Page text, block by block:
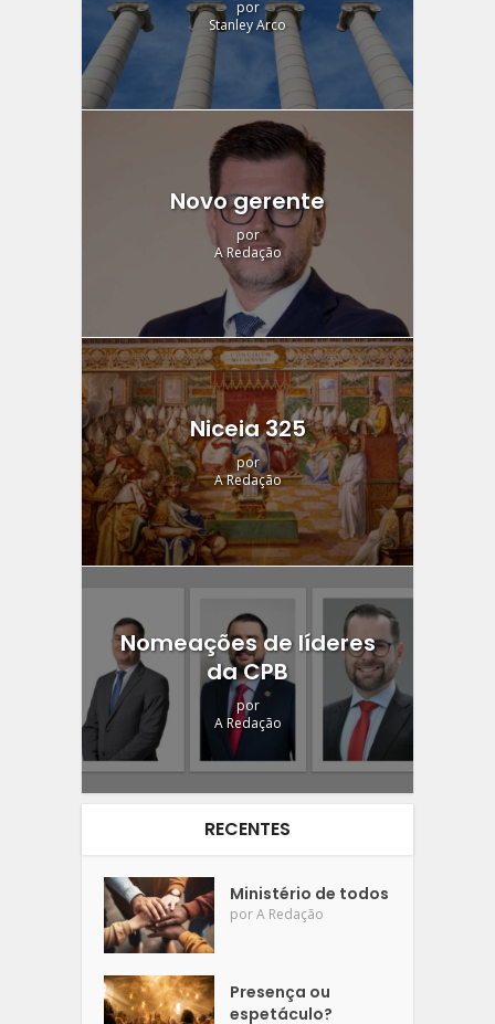
por
Stanley Arco
Novo gerente
por
A Redação
Niceia 325
por
A Redação
Nomeações de líderes
da CPB
por
A Redação
RECENTES
Ministério de todos
porA Redação
Presença ou
espetáculo?